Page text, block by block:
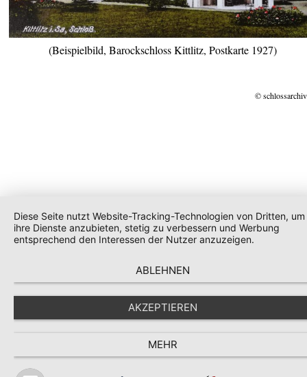
(Beispielbild, Barockschloss Kittlitz, Postkarte 1927)
©
Diese Seite nutzt Website-Tracking-Technologien von Dritten, um
ihre Dienste anzubieten, stetig zu verbessern und Werbung
entsprechend den Interessen der Nutzer anzuzeigen.
ABLEHNEN
AKZEPTIEREN
MEHR